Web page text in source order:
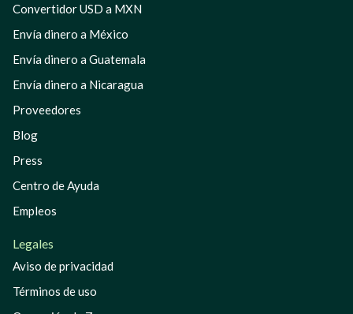
Convertidor USD a MXN
Envía dinero a México
Envía dinero a Guatemala
Envía dinero a Nicaragua
Proveedores
Blog
Press
Centro de Ayuda
Empleos
Legales
Aviso de privacidad
Términos de uso